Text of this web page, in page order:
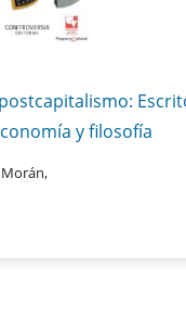
y filosofía
Morán,